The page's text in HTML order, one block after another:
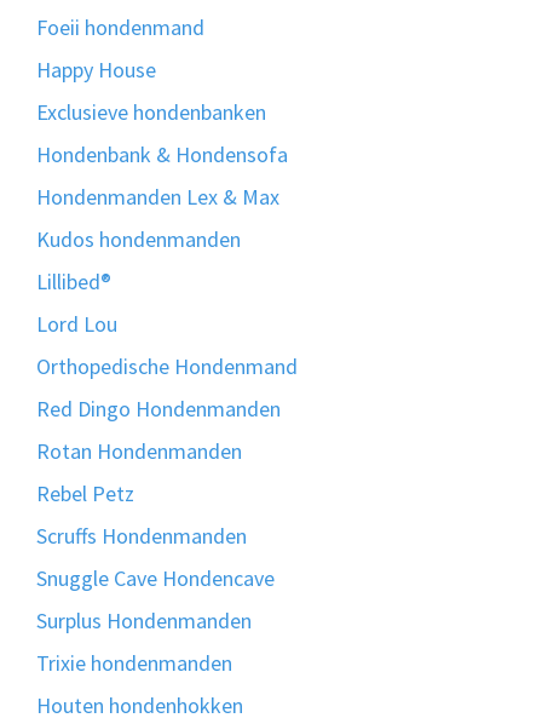
Foeii hondenmand
Happy House
Exclusieve hondenbanken
Hondenbank & Hondensofa
Hondenmanden Lex & Max
Kudos hondenmanden
Lillibed®
Lord Lou
Orthopedische Hondenmand
Red Dingo Hondenmanden
Rotan Hondenmanden
Rebel Petz
Scruffs Hondenmanden
Snuggle Cave Hondencave
Surplus Hondenmanden
Trixie hondenmanden
Houten hondenhokken